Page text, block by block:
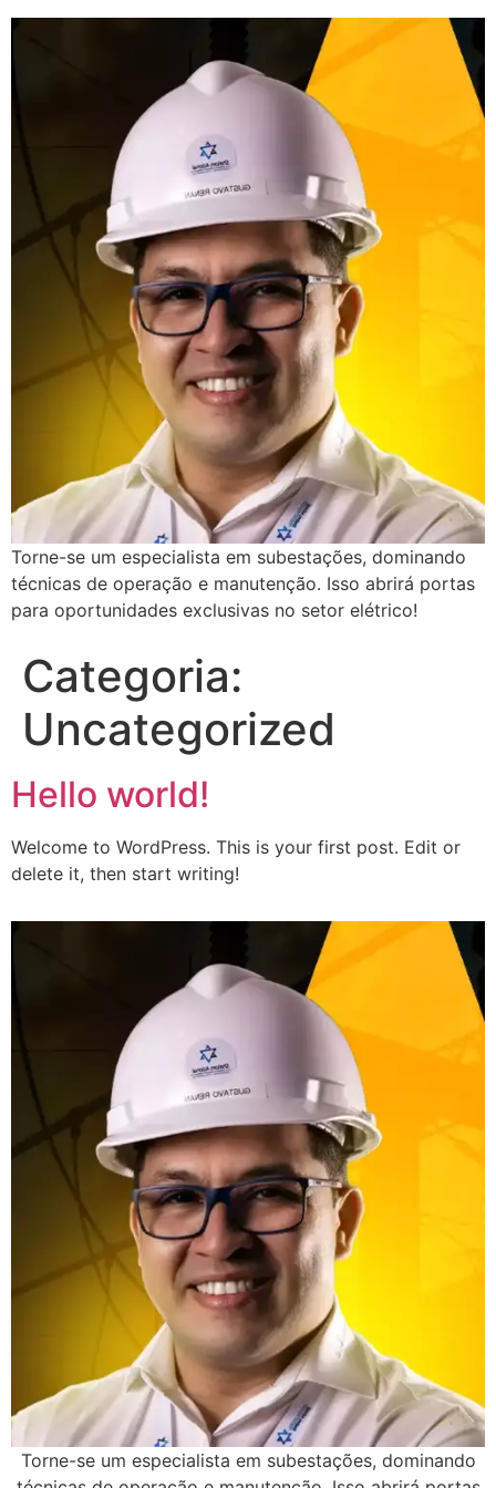
Torne-se um especialista em subestações, dominando
técnicas de operação e manutenção. Isso abrirá portas
para oportunidades exclusivas no setor elétrico!
Categoria:
Uncategorized
Hello world!
Welcome to WordPress. This is your first post. Edit or
delete it, then start writing!
Torne-se um especialista em subestações, dominando